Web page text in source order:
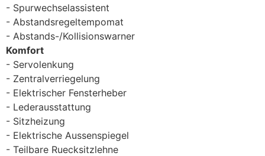
Spurwechselassistent
Abstandsregeltempomat
Abstands-/Kollisionswarner
Komfort
Servolenkung
Zentralverriegelung
Elektrischer Fensterheber
Lederausstattung
Sitzheizung
Elektrische Aussenspiegel
Teilbare Ruecksitzlehne